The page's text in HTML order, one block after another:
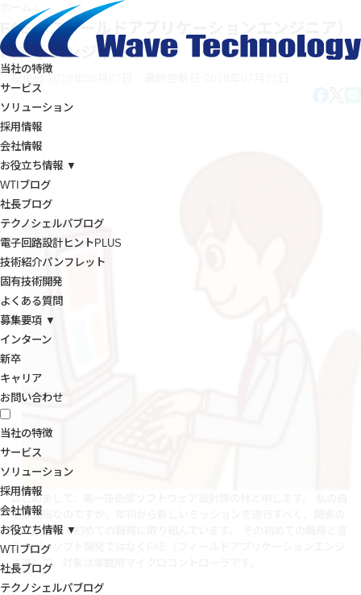
当社の特徴
サービス
ソリューション
採用情報
会社情報
お役立ち情報 ▼
WTIブログ
社長ブログ
テクノシェルパブログ
電子回路設計ヒントPLUS
技術紹介パンフレット
固有技術開発
よくある質問
募集要項 ▼
インターン
新卒
キャリア
お問い合わせ
当社の特徴
サービス
ソリューション
採用情報
会社情報
お役立ち情報 ▼
WTIブログ
社長ブログ
テクノシェルパブログ
FAE（フィールドアプリケーションエンジニア）
にチャレンジ中です！
はじめまして、第一技術部ソフトウェア設計課の林と申します。 私の自
宅は大阪なのですが、年初から新しいミッションを遂行すべく、関東の
地に赴任して初めての職務に取り組んでいます。 その初めての職務と言
うのが、ソフト開発ではなくFAE（フィールドアプリケーションエンジ
ニア）で、対象は車載用マイクロコントローラです。